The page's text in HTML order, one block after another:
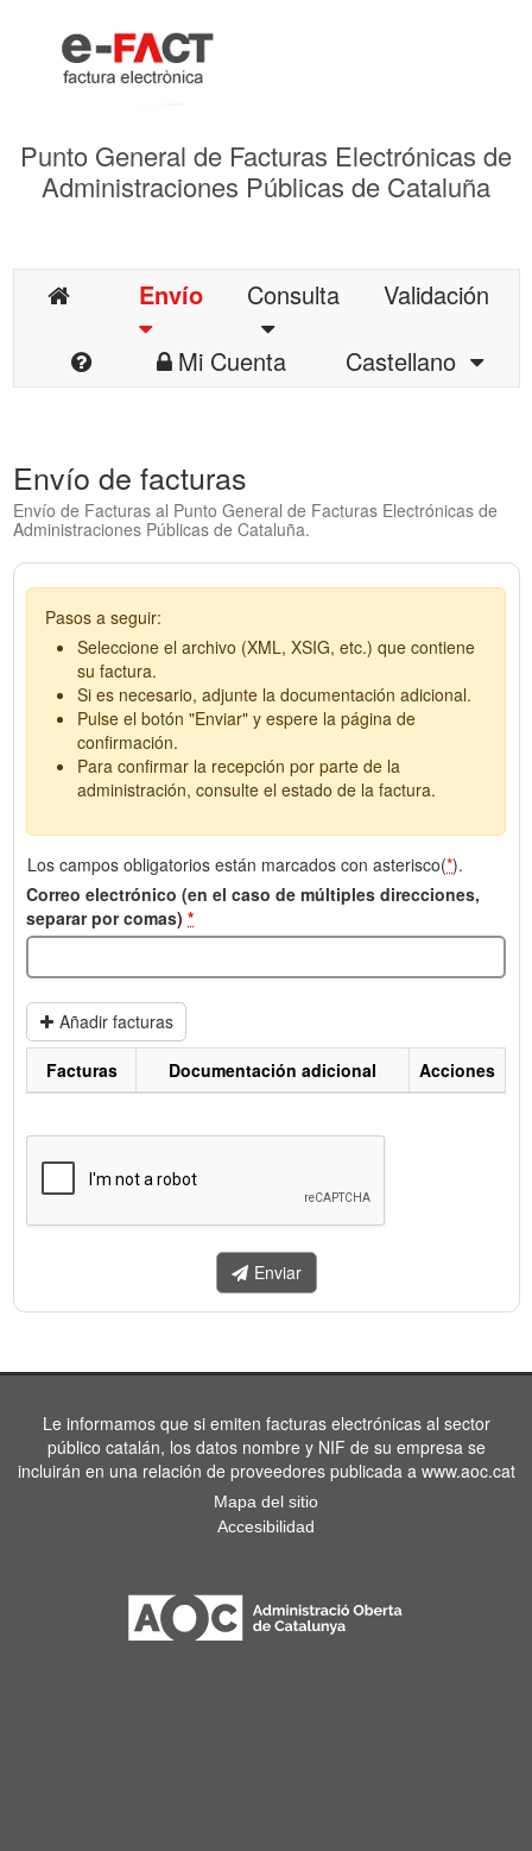
Punto General de Facturas Electrónicas de
Administraciones Públicas de Cataluña
Envío Consulta
Validación
Mi Cuenta
Castellano
Envío de facturas
Envío de Facturas al Punto General de Facturas Electrónicas de
Administraciones Públicas de Cataluña.
Pasos a seguir:
Seleccione el archivo (XML, XSIG, etc.) que contiene
su factura.
Si es necesario, adjunte la documentación adicional.
Pulse el botón "Enviar" y espere la página de
confirmación.
Para confirmar la recepción por parte de la
administración, consulte el estado de la factura.
Los campos obligatorios están marcados con asterisco(*).
Correo electrónico (en el caso de múltiples direcciones,
separar por comas) *
Añadir facturas
enviar.
Facturas Documentación adicional Acciones
Enviar
Le informamos que si emiten facturas electrónicas al sector
público catalán, los datos nombre y NIF de su empresa se
incluirán en una relación de proveedores publicada a www.aoc.cat
Mapa del sitio
Accesibilidad